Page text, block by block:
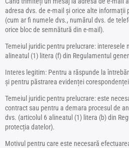
adresa dvs. de e-mail și orice alte informații
(cum ar fi numele dvs., numărul dvs. de
orice bloc de semnătură din e-mail).
Temeiul juridic pentru prelucrare: interesele
alineatul (1) litera (f) din Regulamentul
Interes legitim: Pentru a răspunde la
și pentru păstrarea evidenței
Temeiul juridic pentru prelucrare: este
contract sau pentru a demara procesul de
dvs. (articolul 6 alineatul (1) litera (b) din
protecția datelor).
Motivul pentru care este necesară